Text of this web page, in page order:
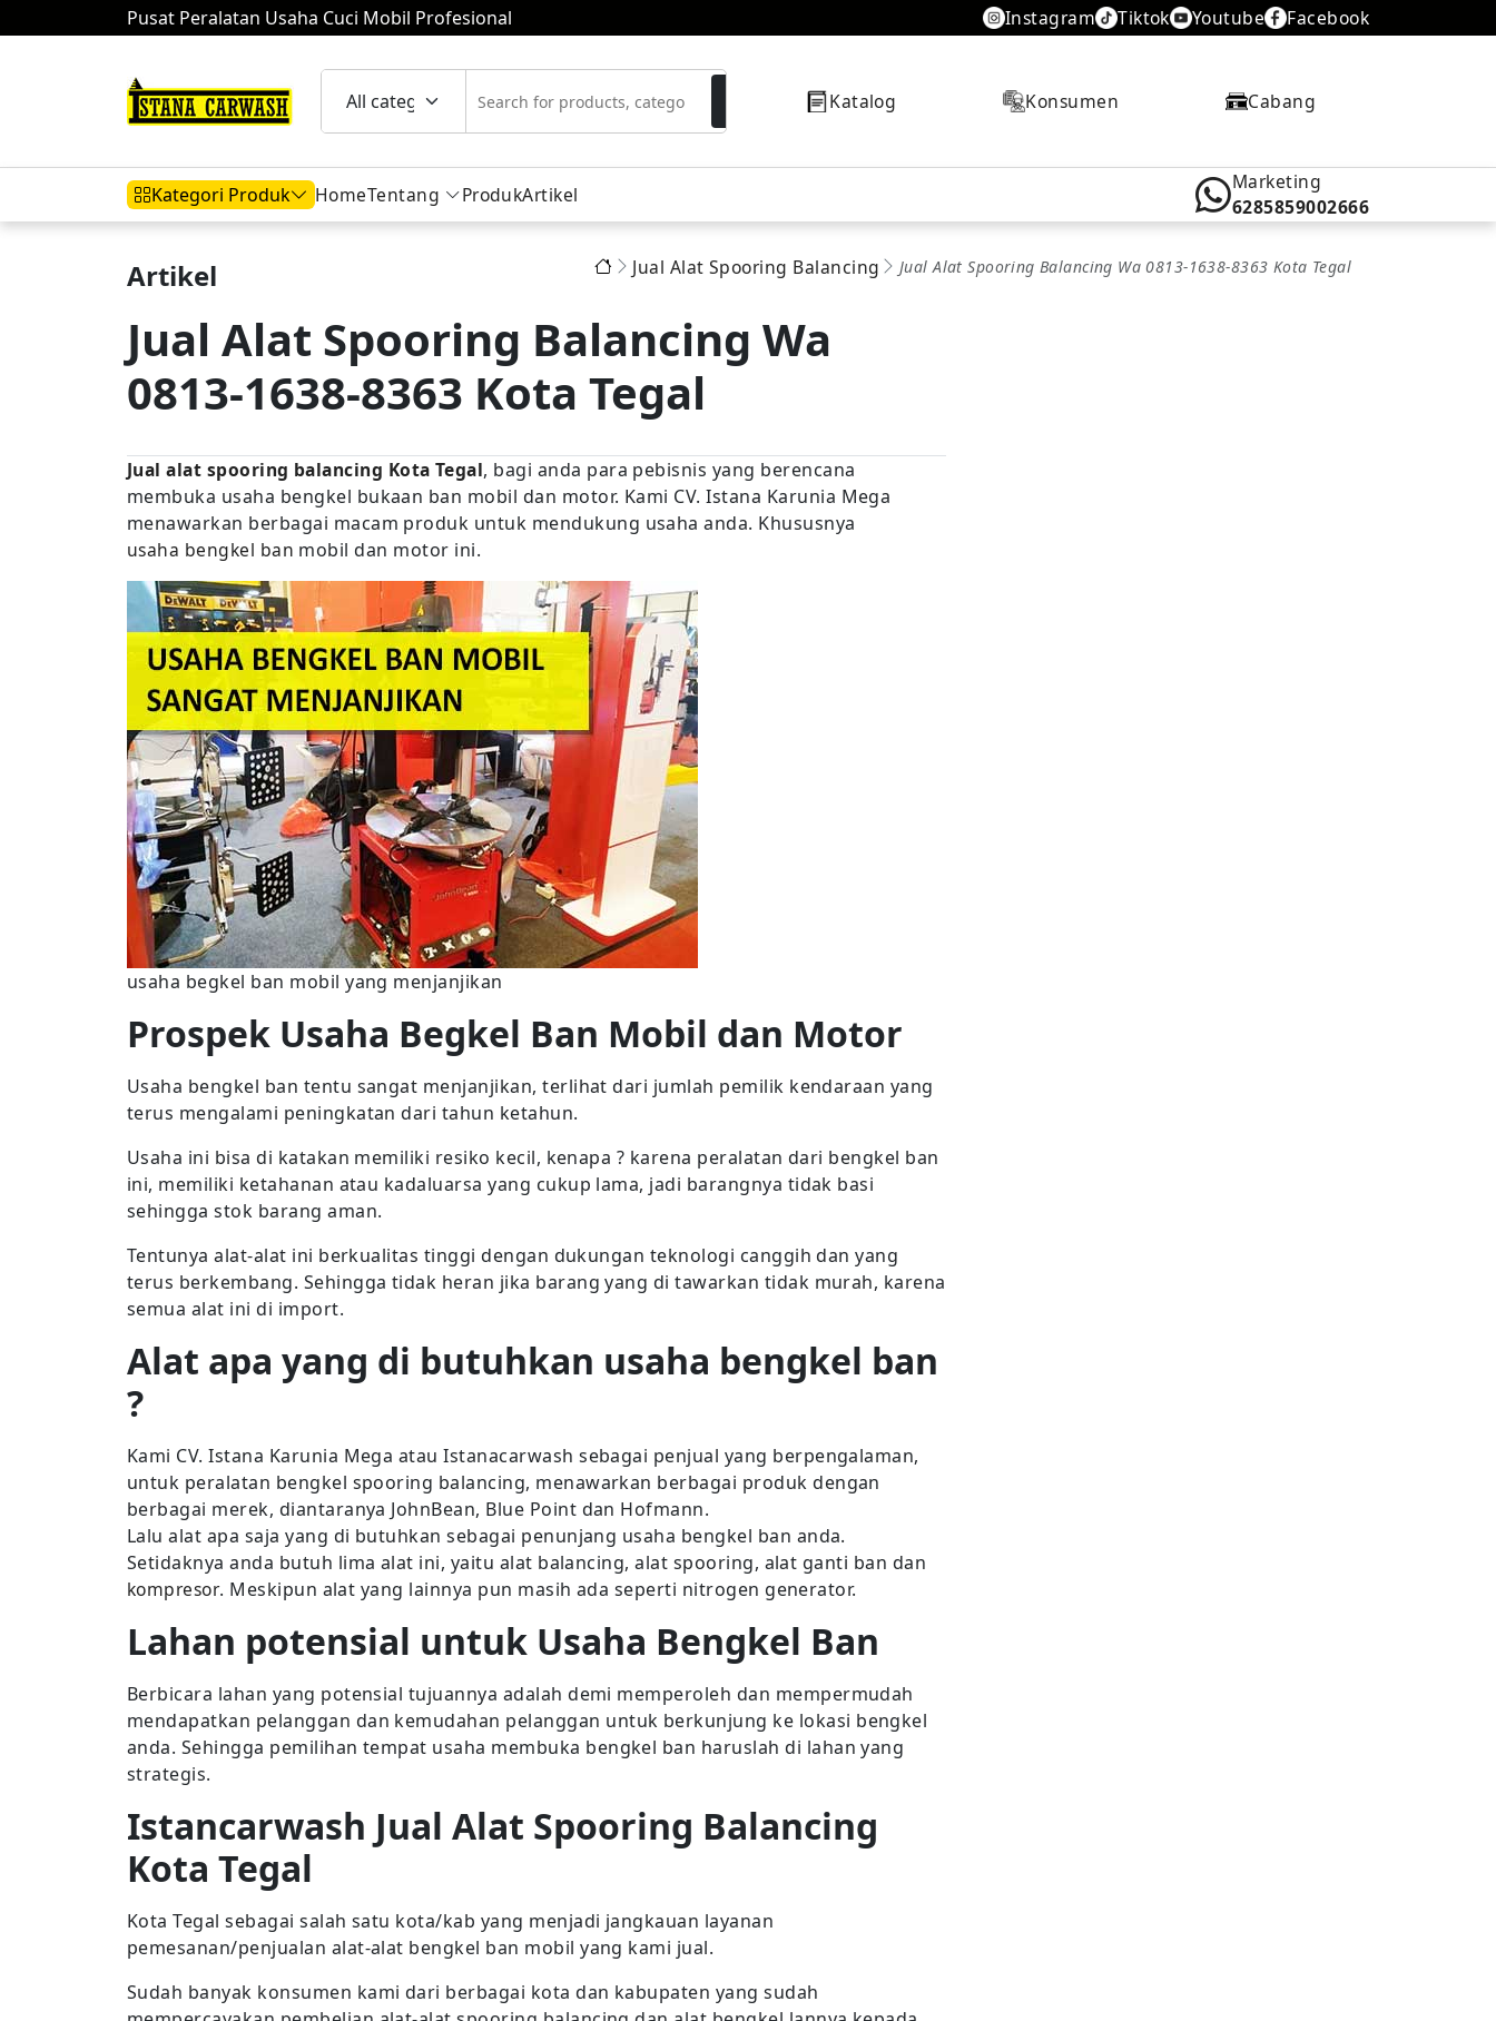
Pusat Peralatan Usaha Cuci Mobil Profesional Instagram Tiktok Youtube Facebook
Katalog Konsumen Cabang
Kategori Produk
Hidrolik Mobil Kompresor
HomeTentang ProdukArtikel
Marketing
6285859002666
Artikel Jual Alat Spooring Balancing Jual Alat Spooring Balancing Wa 0813-1638-8363 Kota Tegal
Jual Alat Spooring Balancing Wa
0813-1638-8363 Kota Tegal
Jual alat spooring balancing Kota Tegal, bagi anda para pebisnis yang berencana
membuka usaha bengkel bukaan ban mobil dan motor. Kami CV. Istana Karunia Mega
menawarkan berbagai macam produk untuk mendukung usaha anda. Khususnya
usaha bengkel ban mobil dan motor ini.
usaha begkel ban mobil yang menjanjikan
Prospek Usaha Begkel Ban Mobil dan Motor
Usaha bengkel ban tentu sangat menjanjikan, terlihat dari jumlah pemilik kendaraan yang
terus mengalami peningkatan dari tahun ketahun.
Usaha ini bisa di katakan memiliki resiko kecil, kenapa ? karena peralatan dari bengkel ban
ini, memiliki ketahanan atau kadaluarsa yang cukup lama, jadi barangnya tidak basi
sehingga stok barang aman.
Tentunya alat-alat ini berkualitas tinggi dengan dukungan teknologi canggih dan yang
terus berkembang. Sehingga tidak heran jika barang yang di tawarkan tidak murah, karena
semua alat ini di import.
Alat apa yang di butuhkan usaha bengkel ban
?
Kami CV. Istana Karunia Mega atau Istanacarwash sebagai penjual yang berpengalaman,
untuk peralatan bengkel spooring balancing, menawarkan berbagai produk dengan
berbagai merek, diantaranya JohnBean, Blue Point dan Hofmann.
Lalu alat apa saja yang di butuhkan sebagai penunjang usaha bengkel ban anda.
Setidaknya anda butuh lima alat ini, yaitu alat balancing, alat spooring, alat ganti ban dan
kompresor. Meskipun alat yang lainnya pun masih ada seperti nitrogen generator.
Lahan potensial untuk Usaha Bengkel Ban
Berbicara lahan yang potensial tujuannya adalah demi memperoleh dan mempermudah
mendapatkan pelanggan dan kemudahan pelanggan untuk berkunjung ke lokasi bengkel
anda. Sehingga pemilihan tempat usaha membuka bengkel ban haruslah di lahan yang
strategis.
Istancarwash Jual Alat Spooring Balancing
Kota Tegal
Kota Tegal sebagai salah satu kota/kab yang menjadi jangkauan layanan
pemesanan/penjualan alat-alat bengkel ban mobil yang kami jual.
Sudah banyak konsumen kami dari berbagai kota dan kabupaten yang sudah